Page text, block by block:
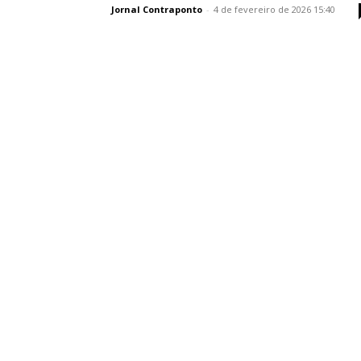
Jornal Contraponto - 4 de fevereiro de 2026 15:40